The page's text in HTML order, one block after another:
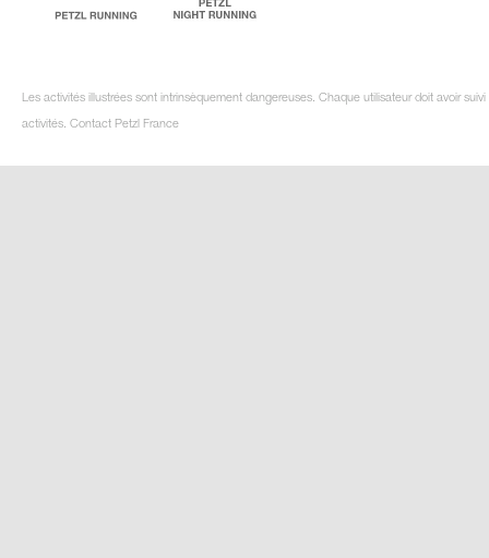
Les activités illustrées sont intrinsèquement dangereuses. Chaque utilisateur doit avoir
activités. Contact Petzl France